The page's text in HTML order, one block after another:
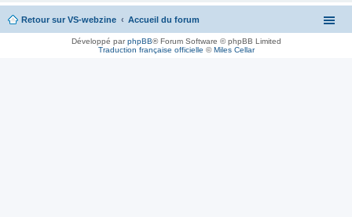
Retour sur VS-webzine Accueil du forum
Développé parphpBB® Forum Software © phpBB Limited
Traduction française officielle ©Miles Cellar